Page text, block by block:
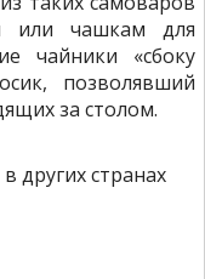
или чашкам для
чайники «сбоку
позволявший
за столом.
других странах